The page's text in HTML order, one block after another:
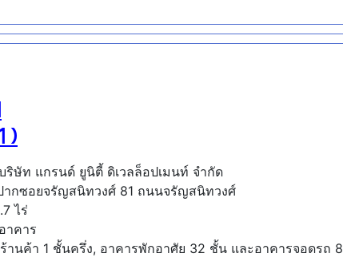
)
ริษัท แกรนด์ ยูนิตี้ ดิเวลล็อปเมนท์ จำกัด
ากซอยจรัญสนิทวงศ์ 81 ถนนจรัญสนิทวงศ์
ไร่
าคาร
นค้า 1 ชั้นครึ่ง, อาคารพักอาศัย 32 ชั้น และอาคารจอดรถ 8